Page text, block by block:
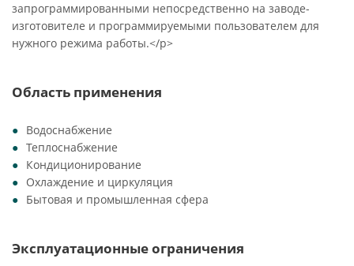
запрограммированными непосредственно на заводе-
изготовителе и программируемыми пользователем для
нужного режима работы.</p>
Область применения
Водоснабжение
Теплоснабжение
Кондиционирование
Охлаждение и циркуляция
Бытовая и промышленная сфера
Эксплуатационные ограничения